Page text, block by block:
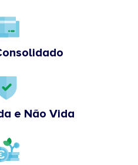
e Não Vida